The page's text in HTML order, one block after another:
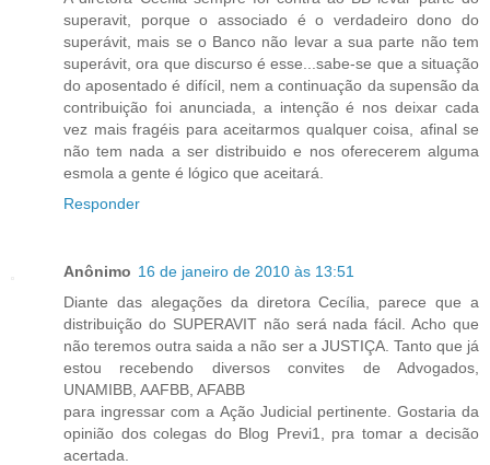
superavit, porque o associado é o verdadeiro dono do
superávit, mais se o Banco não levar a sua parte não tem
superávit, ora que discurso é esse...sabe-se que a situação
do aposentado é difícil, nem a continuação da supensão da
contribuição foi anunciada, a intenção é nos deixar cada
vez mais fragéis para aceitarmos qualquer coisa, afinal se
não tem nada a ser distribuido e nos oferecerem alguma
esmola a gente é lógico que aceitará.
Responder
Anônimo 16 de janeiro de 2010 às 13:51
Diante das alegações da diretora Cecília, parece que a
distribuição do SUPERAVIT não será nada fácil. Acho que
não teremos outra saida a não ser a JUSTIÇA. Tanto que já
estou recebendo diversos convites de Advogados,
UNAMIBB, AAFBB, AFABB
para ingressar com a Ação Judicial pertinente. Gostaria da
opinião dos colegas do Blog Previ1, pra tomar a decisão
acertada.